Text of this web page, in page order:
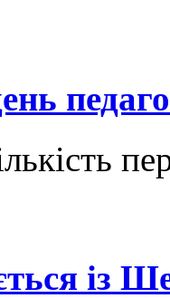
із